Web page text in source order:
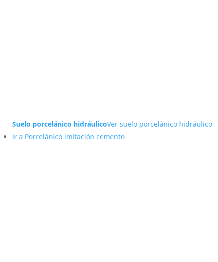
Suelo porcelánico hidráulicoVer suelo porcelánico hidráulico
Ir a Porcelánico imitación cemento